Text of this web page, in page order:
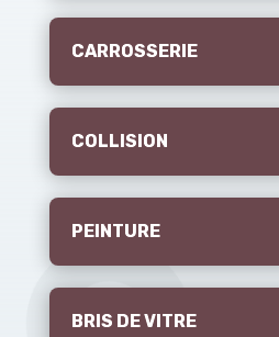
CARROSSERIE
COLLISION
PEINTURE
BRIS DE VITRE